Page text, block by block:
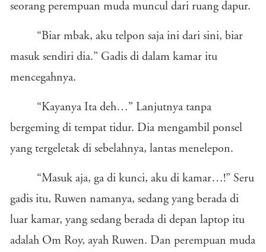
seorang perempuan muda muncul dari ruang dapur.
“Biar mbak, aku telpon saja ini dari sini, biar
masuk sendiri dia.” Gadis di dalam kamar itu
mencegahnya.
“Kayanya Ita deh…” Lanjutnya tanpa
bergeming di tempat tidur. Dia mengambil ponsel
yang tergeletak di sebelahnya, lantas menelepon.
“Masuk aja, ga di kunci, aku di kamar…!” Seru
gadis itu, Ruwen namanya, sedang yang berada di
luar kamar, yang sedang berada di depan laptop itu
adalah Om Roy, ayah Ruwen. Dan perempuan muda